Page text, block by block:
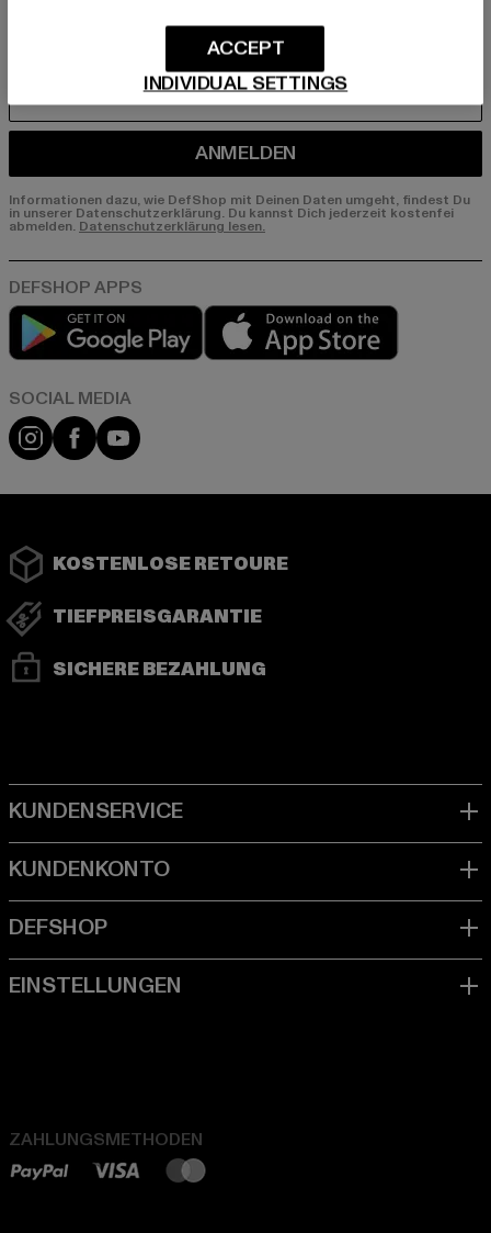
E-MAIL
ANMELDEN
Informationen dazu, wie DefShop mit Deinen Daten umgeht, findest Du
in unserer Datenschutzerklärung. Du kannst Dich jederzeit kostenfei
abmelden. Datenschutzerklärung lesen.
Play market
Instagram
FacebookYouTube
KOSTENLOSE RETOURE
TIEFPREISGARANTIE
SICHERE BEZAHLUNG
ZAHLUNGSMETHODEN
INDIVIDUAL SETTINGS
ACCEPT